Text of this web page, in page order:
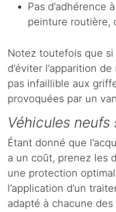
Pas d’adhérence
peinture routière,
Notez toutefois que
d’éviter l’apparition
pas infaillible aux
provoquées par un
Véhicules neufs
Étant donné que
a un coût, prenez les
une protection
l’application d’un
adapté à chacune